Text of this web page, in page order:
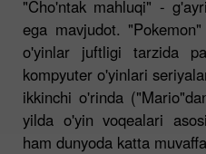
"Cho'ntak mahluqi" -
ega mavjudot.
o'yinlar juftligi tarzida
kompyuter o'yinlari
ikkinchi o'rinda
yilda o'yin voqealari
ham dunyoda katta